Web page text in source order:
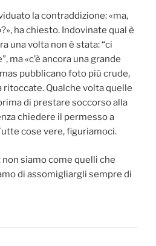
la contraddizione: «ma,
?», ha chiesto. Indovinate qual è
una volta non è stata: “ci
ma «c’è ancora una grande
pubblicano foto più crude,
Qualche volta quelle
di prestare soccorso alla
chiedere il permesso a
cose vere, figuriamoci.
siamo come quelli che
di assomigliargli sempre di